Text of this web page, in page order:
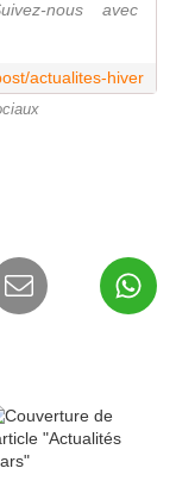
nous avec
actualites-hiver